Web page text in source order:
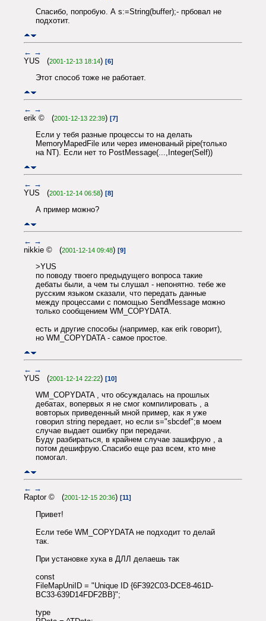
Спасибо, попробую. А s:=String(buffer);- прбовал не
подхотит.
← →
YUS (2001-12-13 18:14) [6]
Этот способ тоже не работает.
← →
erik © (2001-12-13 22:39) [7]
Если у тебя разные процессы то на делать
MemoryMapedFile или через именованый pipe(только
на NT). Если нет то PostMessage(...,Integer(Self))
← →
YUS (2001-12-14 06:58) [8]
А пример можно?
← →
nikkie © (2001-12-14 09:48) [9]
>YUS
по поводу твоего предыдущего вопроса такие
дебаты были, а чем ты слушал - непонятно. тебе же
русским языком сказали, что передать данные
между процессами с помощью SendMessage можно
только сообщением WM_COPYDATA.
есть и другие способы (например, как erik говорит),
но WM_COPYDATA - самое простое.
← →
YUS (2001-12-14 22:22) [10]
WM_COPYDATA , что обсуждалась на прошлых
дебатах, вопервых я не смог компилировать , а
вовторых приведенный мной пример, как я уже
говорил string передает, но если s="sbcdef";в моем
случае выдает ошибку при передачи.
Буду разбираться, в крайнем случае зашифрую , а
потом дешифрую.Спасибо еще раз всем, кто мне
помогал.
← →
Raptor © (2001-12-15 20:36) [11]
Привет!
Если тебе WM_COPYDATA не подходит то делай
так.
При установке хука в ДЛЛ делаешь так
const
FileMapUniID = "Unique ID {6F392C03-DCE8-461D-
BC33-639D14FDF2BB}";
type